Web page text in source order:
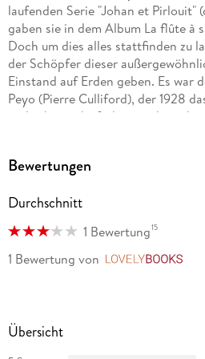
laufenden Serie "Johan et Pirlouit"
gaben sie in dem Album La flûte à
Doch um dies alles stattfinden zu
der Schöpfer dieser
Einstand auf Erden geben. Es war
Peyo (Pierre Culliford), der 1928
und schon sehr früh einen
17 Jahren in den CBA-Studios als
Dort lernte er einige - heute
frankobelgischen Comicschule
von Lucky Luke; Franquin, der von
Spirou übernahm, und später den
Trickfilmindustrie zu leiden hatte,
Bewertungen
Durchschnitt
1 Bewertung15
1 Bewertung von
Übersicht